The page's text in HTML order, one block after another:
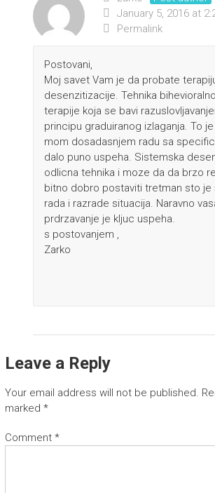
January 5, 2016 at
Permalink
Postovani,
Moj savet Vam je da probate
desenzitizacije. Tehnika
terapije koja se bavi
principu graduiranog izlaganja. To
mom dosadasnjem radu sa
dalo puno uspeha. Sistemska
odlicna tehnika i moze da da brzo
bitno dobro postaviti tretman sto je
rada i razrade situacija. Naravno
prdrzavanje je kljuc uspeha.
s postovanjem ,
Zarko
Leave a Reply
Your email address will not be published.
marked *
Comment *